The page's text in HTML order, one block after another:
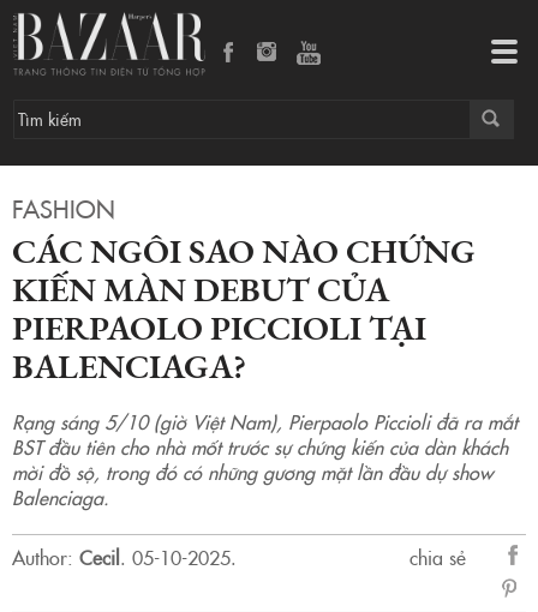
FASHION
CÁC NGÔI SAO NÀO CHỨNG
KIẾN MÀN DEBUT CỦA
PIERPAOLO PICCIOLI TẠI
BALENCIAGA?
Rạng sáng 5/10 (giờ Việt Nam), Pierpaolo Piccioli đã ra mắt
BST đầu tiên cho nhà mốt trước sự chứng kiến của dàn khách
mời đồ sộ, trong đó có những gương mặt lần đầu dự show
Balenciaga.
Author: Cecil. 05-10-2025.
chia sẻ
sẻ